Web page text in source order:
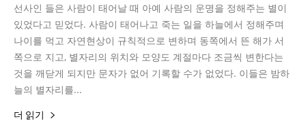
선사인 들은 사람이 태어날 때 아예 사람의 운명을 정해주는 별이
있었다고 믿었다. 사람이 태어나고 죽는 일을 하늘에서 정해주며
나이를 먹고 자연현상이 규칙적으로 변하며 동쪽에서 뜬 해가 서
쪽으로 지고, 별자리의 위치와 모양도 계절마다 조금씩 변한다는
것을 깨닫게 되지만 문자가 없어 기록할 수가 없었다. 이들은 밤하
늘의 별자리를...
더 읽기